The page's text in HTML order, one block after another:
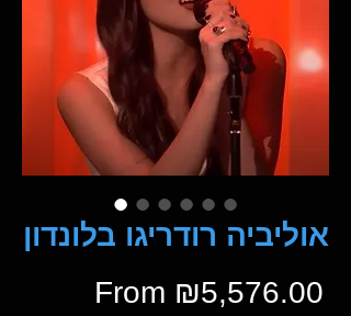
אוליביה רודריגו בלונדון
From ₪5,576.00